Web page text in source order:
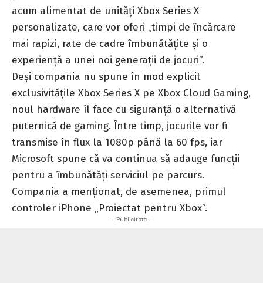
acum alimentat de unități Xbox Series X
personalizate, care vor oferi „timpi de încărcare
mai rapizi, rate de cadre îmbunătățite și o
experiență a unei noi generații de jocuri”.
Deși compania nu spune în mod explicit
exclusivitățile Xbox Series X pe Xbox Cloud Gaming,
noul hardware îl face cu siguranță o alternativă
puternică de gaming. Între timp, jocurile vor fi
transmise în flux la 1080p până la 60 fps, iar
Microsoft spune că va continua să adauge funcții
pentru a îmbunătăți serviciul pe parcurs.
Compania a menționat, de asemenea, primul
controler iPhone „Proiectat pentru Xbox”.
- Publicitate -